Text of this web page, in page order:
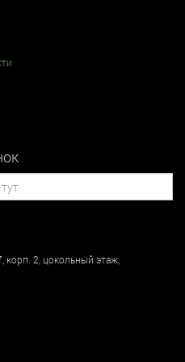
корп. 2, цокольный этаж